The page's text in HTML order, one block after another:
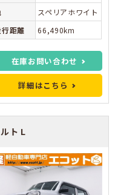
スペリアホワイト
距離
66,490km
在庫お問い合わせ
詳細はこちら
ト L